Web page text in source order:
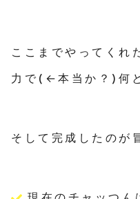
ここまでやってくれ
力で(←本当か？)何
そして完成したのが